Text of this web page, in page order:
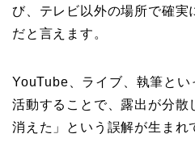
び、テレビ以外の場所で確実
だと言えます。
YouTube、ライブ、執筆と
活動することで、露出が分散
消えた」という誤解が生まれ